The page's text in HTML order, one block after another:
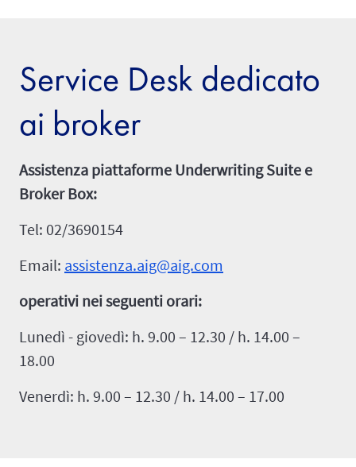
Service Desk dedicato
ai broker
Assistenza piattaforme Underwriting Suite e
Broker Box:
Tel: 02/3690154
Email: assistenza.aig@aig.com
operativi nei seguenti orari:
Lunedì - giovedì: h. 9.00 – 12.30 / h. 14.00 –
18.00
Venerdì: h. 9.00 – 12.30 / h. 14.00 – 17.00